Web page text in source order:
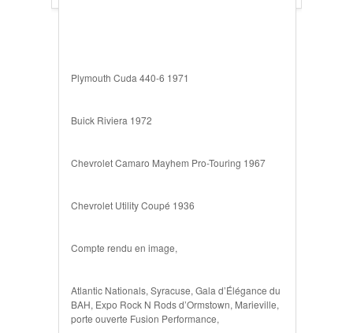
Plymouth Cuda 440-6 1971
Buick Riviera 1972
Chevrolet Camaro Mayhem Pro-Touring 1967
Chevrolet Utility Coupé 1936
Compte rendu en image,
Atlantic Nationals, Syracuse, Gala d’Élégance du
BAH, Expo Rock N Rods d’Ormstown, Marieville,
porte ouverte Fusion Performance,